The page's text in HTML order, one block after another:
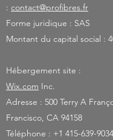
: contact@profibres.fr
Forme juridique : SAS
Montant du capital social :
Hébergement site :
Wix.com Inc.
Adresse : 500 Terry A
Francisco, CA 94158
Téléphone : +1 415-639-